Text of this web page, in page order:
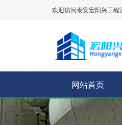
欢迎访问泰安宏阳兴工程
网站首页